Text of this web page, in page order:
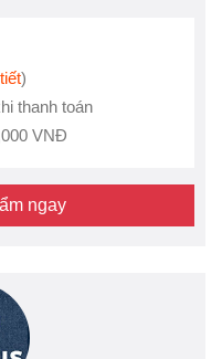
)
thanh toán
VNĐ
ngay